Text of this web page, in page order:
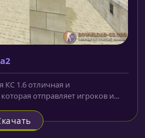
КС 1.6 отличная и
отправляет игроков и...